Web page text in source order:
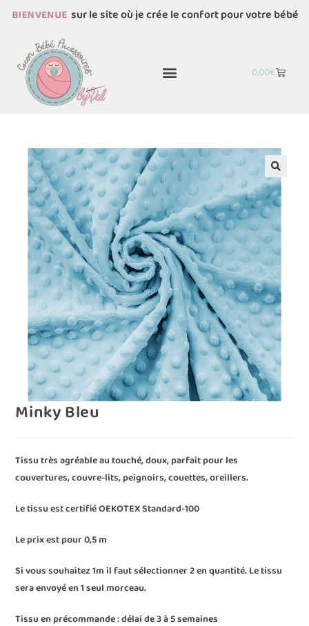
BIENVENUE sur le site où je crée le confort pour votre bébé
0,00€
🔍
Minky Bleu
Tissu très agréable au touché, doux, parfait pour les
couvertures, couvre-lits, peignoirs, couettes, oreillers.
Le tissu est certifié OEKOTEX Standard-100
Le prix est pour 0,5 m
Si vous souhaitez 1m il faut sélectionner 2 en quantité. Le tissu
sera envoyé en 1 seul morceau.
Tissu en précommande : délai de 3 à 5 semaines